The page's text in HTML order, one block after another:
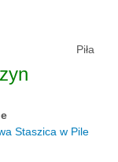
Piła
Staszica w Pile